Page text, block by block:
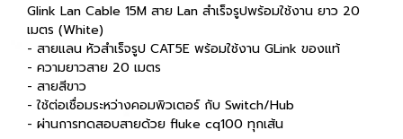
Glink Lan Cable 15M สาย Lan สำเร็จรูปพร้อมใช้งาน ยาว 20
เมตร (White)
- สายแลน หัวสำเร็จรูป CAT5E พร้อมใช้งาน GLink ของแท้
- ความยาวสาย 20 เมตร
- สายสีขาว
- ใช้ต่อเชื่อมระหว่างคอมพิวเตอร์ กับ Switch/Hub
- ผ่านการทดสอบสายด้วย fluke cq100 ทุกเส้น